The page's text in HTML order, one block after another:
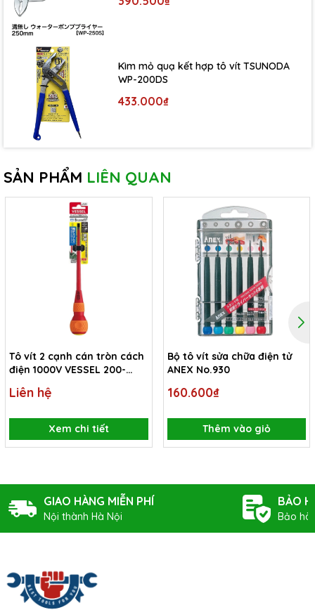
Kìm mỏ quạ kết hợp tô vít TSUNODA
WP-200DS
433.000₫
SẢN PHẨM LIÊN QUAN
Tô vít 2 cạnh cán tròn cách
điện 1000V VESSEL 200-
Liên hệ
Xem chi tiết
Bộ tô vít sửa chữa điện tử
ANEX No.930
160.600₫
Thêm vào giỏ
GIAO HÀNG MIỄN PHÍ
Nội thành Hà Nội
BẢO
Bảo